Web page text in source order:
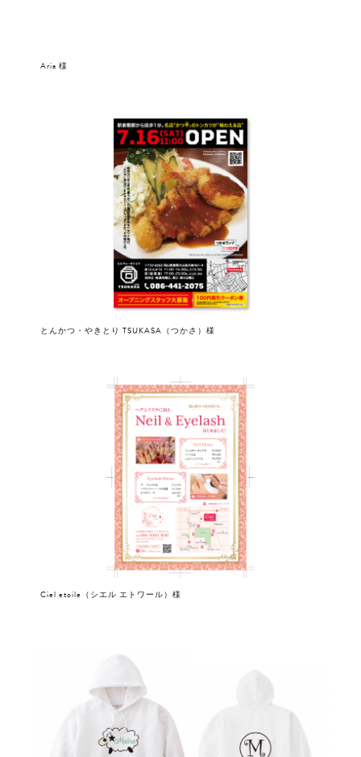
Aria 様
とんかつ・やきとり TSUKASA（つかさ）様
Ciel etoile（シエル エトワール）様